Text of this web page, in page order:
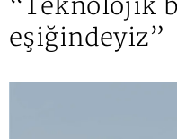
eşiğindeyiz”